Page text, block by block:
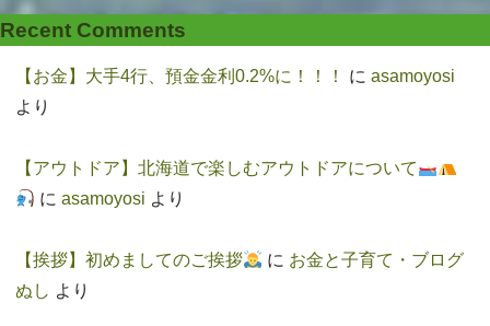
Recent Comments
【お金】大手4行、預金金利0.2%に！！！ に asamoyosi
より
【アウトドア】北海道で楽しむアウトドアについて
に asamoyosi より
【挨拶】初めましてのご挨拶 に お金と子育て・ブログ
ぬし より